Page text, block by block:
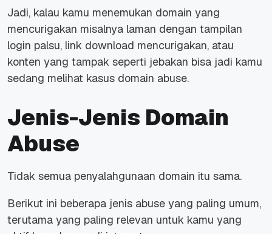
Jadi, kalau kamu menemukan domain yang
mencurigakan misalnya laman dengan tampilan
login palsu, link download mencurigakan, atau
konten yang tampak seperti jebakan bisa jadi kamu
sedang melihat kasus domain abuse.
Jenis-Jenis Domain
Abuse
Tidak semua penyalahgunaan domain itu sama.
Berikut ini beberapa jenis abuse yang paling umum,
terutama yang paling relevan untuk kamu yang